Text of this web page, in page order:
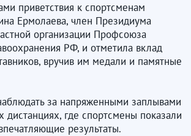
приветствия к спортсменам
Ермолаева, член Президиума
организации Профсоюза
РФ, и отметила вклад
вручив им медали и памятные
за напряженными заплывами
дистанциях, где спортсмены показали
результаты.